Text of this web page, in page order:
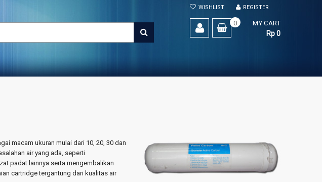
WISHLIST REGISTER
MY CART
0
Rp 0
macam ukuran mulai dari 10, 20, 30 dan
air yang ada, seperti
padat lainnya serta mengembalikan
cartridge tergantung dari kualitas air